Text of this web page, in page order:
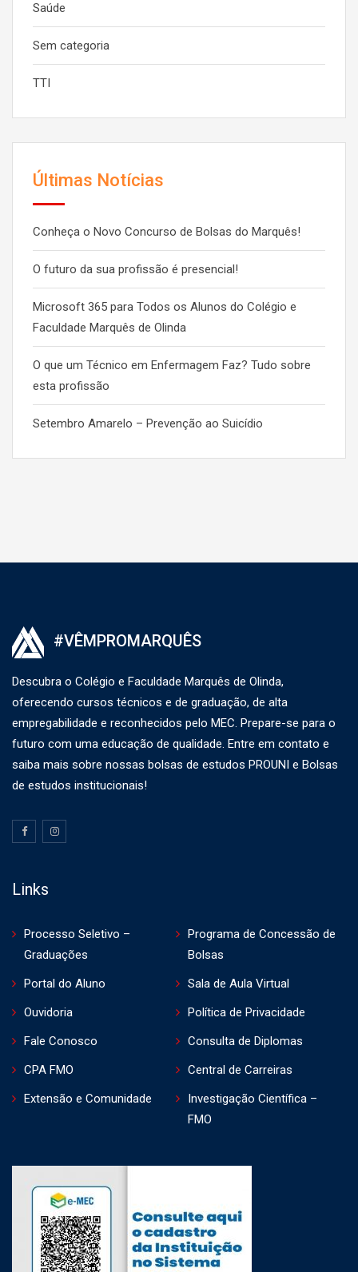
Saúde
Sem categoria
TTI
Últimas Notícias
Conheça o Novo Concurso de Bolsas do Marquês!
O futuro da sua profissão é presencial!
Microsoft 365 para Todos os Alunos do Colégio e
Faculdade Marquês de Olinda
O que um Técnico em Enfermagem Faz? Tudo sobre
esta profissão
Setembro Amarelo – Prevenção ao Suicídio
#VÊMPROMARQUÊS
Descubra o Colégio e Faculdade Marquês de Olinda,
oferecendo cursos técnicos e de graduação, de alta
empregabilidade e reconhecidos pelo MEC. Prepare-se para o
futuro com uma educação de qualidade. Entre em contato e
saiba mais sobre nossas bolsas de estudos PROUNI e Bolsas
de estudos institucionais!
Links
Processo Seletivo –
Graduações
Programa de Concessão de
Bolsas
Portal do Aluno
Sala de Aula Virtual
Ouvidoria
Política de Privacidade
Fale Conosco
Consulta de Diplomas
CPA FMO
Central de Carreiras
Extensão e Comunidade
Investigação Científica –
FMO